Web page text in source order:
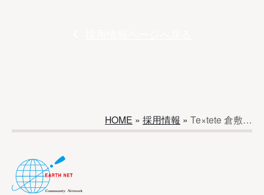
HOME » 採用情報 » Te×tete 倉敷…